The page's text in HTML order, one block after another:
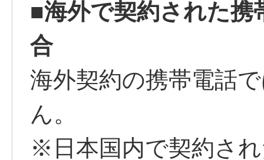
■海外で契約された携
合
海外契約の携帯電話
ん。
※日本国内で契約さ